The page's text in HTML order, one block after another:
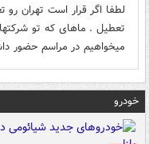
لطفا اگر قرار است تهران رو
تعطیل . ماهای که تو
میخواهیم در مراسم حضور
خودرو